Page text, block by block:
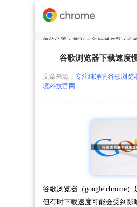
您的位置： 首页 > 谷歌浏览器下载
谷歌浏览器下载速度
文章来源： 专注纯净的谷歌浏览
境科技官网
谷歌浏览器（google chrome
但有时下载速度可能会受到